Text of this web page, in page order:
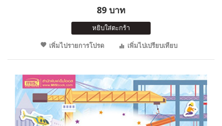
89 บาท
หยิบใส่ตะกร้า
เพิ่มไปรายการโปรด
เพิ่มไปเปรียบเทียบ